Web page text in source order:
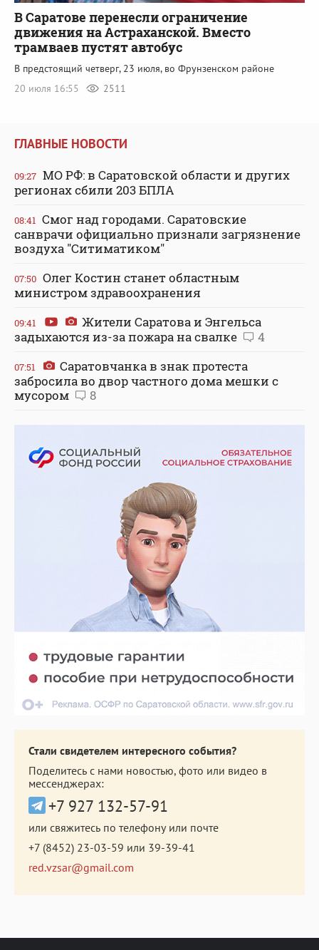
В Саратове перенесли ограничение
движения на Астраханской. Вместо
трамваев пустят автобус
В предстоящий четверг, 23 июля, во Фрунзенском районе
20 июля 16:55
2511
ГЛАВНЫЕ НОВОСТИ
09:27 МО РФ: в Саратовской области и других
регионах сбили 203 БПЛА
08:41 Смог над городами. Саратовские
санврачи официально признали загрязнение
воздуха "Ситиматиком"
07:50 Олег Костин станет областным
министром здравоохранения
09:41
Жители Саратова и Энгельса
задыхаются из-за пожара на свалке
4
07:51
Саратовчанка в знак протеста
забросила во двор частного дома мешки с
мусором
8
Стали свидетелем интересного события?
Поделитесь с нами новостью, фото или видео в
мессенджерах:
+7 927 132-57-91
или свяжитесь по телефону или почте
+7 (8452) 23-03-59 или 39-39-41
red.vzsar@gmail.com